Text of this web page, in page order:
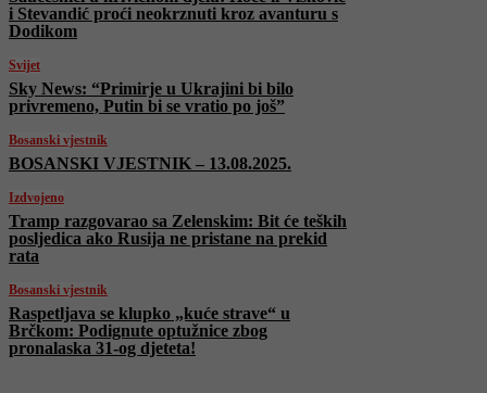
i Stevandić proći neokrznuti kroz avanturu s
Dodikom
Svijet
Sky News: “Primirje u Ukrajini bi bilo
privremeno, Putin bi se vratio po još”
Bosanski vjestnik
BOSANSKI VJESTNIK – 13.08.2025.
Izdvojeno
Tramp razgovarao sa Zelenskim: Bit će teških
posljedica ako Rusija ne pristane na prekid
rata
Bosanski vjestnik
Raspetljava se klupko „kuće strave“ u
Brčkom: Podignute optužnice zbog
pronalaska 31-og djeteta!